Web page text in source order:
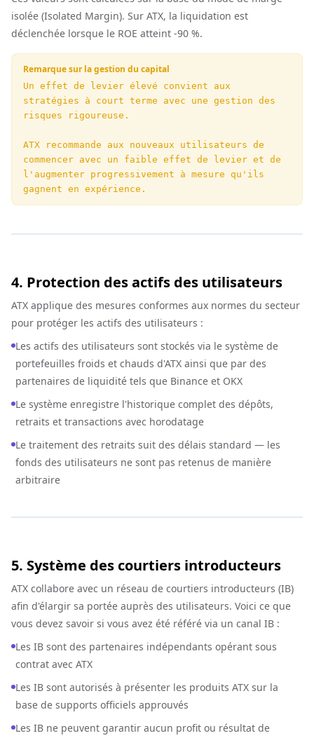
isolée (Isolated Margin). Sur ATX, la liquidation est
déclenchée lorsque le ROE atteint -90 %.
Remarque sur la gestion du capital
Un effet de levier élevé convient aux
stratégies à court terme avec une gestion des
risques rigoureuse.
ATX recommande aux nouveaux utilisateurs de
commencer avec un faible effet de levier et de
l'augmenter progressivement à mesure qu'ils
gagnent en expérience.
4. Protection des actifs des utilisateurs
ATX applique des mesures conformes aux normes du secteur
pour protéger les actifs des utilisateurs :
Les actifs des utilisateurs sont stockés via le système de
portefeuilles froids et chauds d'ATX ainsi que par des
partenaires de liquidité tels que Binance et OKX
Le système enregistre l'historique complet des dépôts,
retraits et transactions avec horodatage
Le traitement des retraits suit des délais standard — les
fonds des utilisateurs ne sont pas retenus de manière
arbitraire
5. Système des courtiers introducteurs
ATX collabore avec un réseau de courtiers introducteurs (IB)
afin d'élargir sa portée auprès des utilisateurs. Voici ce que
vous devez savoir si vous avez été référé via un canal IB :
Les IB sont des partenaires indépendants opérant sous
contrat avec ATX
Les IB sont autorisés à présenter les produits ATX sur la
base de supports officiels approuvés
Les IB ne peuvent garantir aucun profit ou résultat de